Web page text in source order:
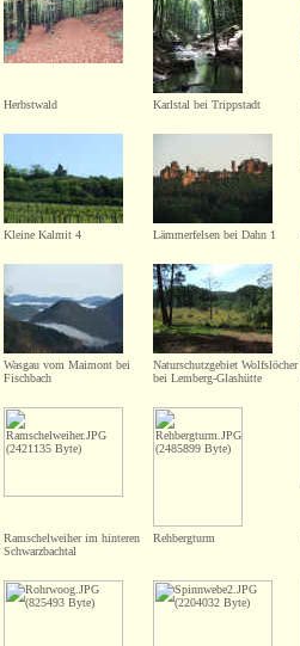
Herbstwald Karlstal bei Trippstadt
Kleine Kalmit 4 Lämmerfelsen bei Dahn 1
Wasgau vom Maimont bei
Fischbach
Naturschutzgebiet Wolfslöcher
bei Lemberg-Glashütte
Ramschelweiher im hinteren
Schwarzbachtal
Rehbergturm